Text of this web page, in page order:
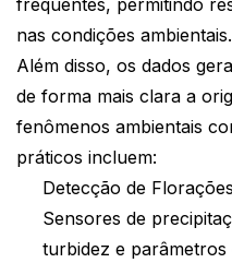
frequentes, permitindo
nas condições ambientais.
Além disso, os dados
de forma mais clara a
fenômenos ambientais
práticos incluem:
Detecção de
Sensores de
turbidez e parâmetros